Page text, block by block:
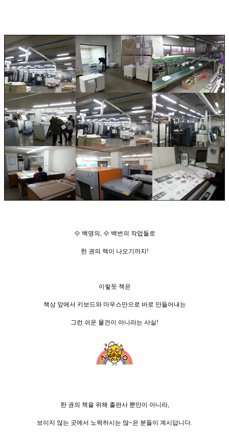
수 백명의, 수 백번의 작업들로
한 권의 책이 나오기까지!
이렇듯 책은
책상 앞에서 키보드와 마우스만으로 바로 만들어내는
그런 쉬운 물건이 아니라는 사실!
한 권의 책을 위해 출판사 뿐만이 아니라,
보이지 않는 곳에서 노력하시는 많~은 분들이 계시답니다.